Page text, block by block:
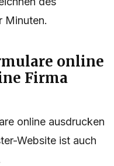
Minuten.
online
Firma
online ausdrucken
Website ist auch